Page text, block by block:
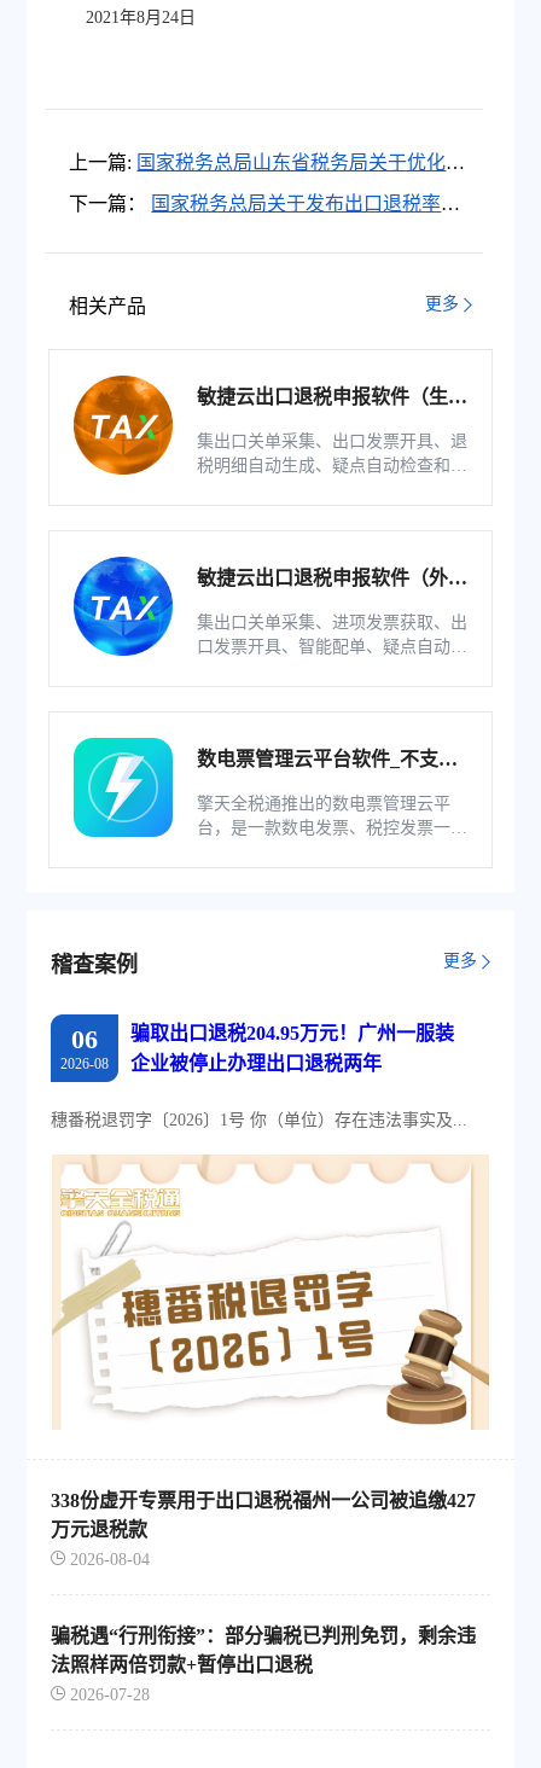
2021年8月24日
上一篇: 国家税务总局山东省税务局关于优化税
种综合申报和主附税费合并申报的通告
下一篇：
国家税务总局关于发布出口退税率文
相关产品 更多
敏捷云出口退税申报软件（生产
集出口关单采集、出口发票开具、退
税明细自动生成、疑点自动检查和调
敏捷云出口退税申报软件（外贸
集出口关单采集、进项发票获取、出
口发票开具、智能配单、疑点自动检
数电票管理云平台软件_不支持
擎天全税通推出的数电票管理云平
台，是一款数电发票、税控发票一体
稽查案例 更多
06
2026-08
骗取出口退税204.95万元！广州一服装
企业被停止办理出口退税两年
穗番税退罚字〔2026〕1号 你（单位）存在违法事实及...
338份虚开专票用于出口退税福州一公司被追缴427
万元退税款
2026-08-04
骗税遇“行刑衔接”：部分骗税已判刑免罚，剩余违
法照样两倍罚款+暂停出口退税
2026-07-28